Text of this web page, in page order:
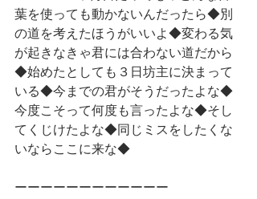
葉を使っても動かないんだったら◆別
の道を考えたほうがいいよ◆変わる気
が起きなきゃ君には合わない道だから
◆始めたとしても３日坊主に決まって
いる◆今までの君がそうだったよな◆
今度こそって何度も言ったよな◆そし
てくじけたよな◆同じミスをしたくな
いならここに来な◆
ーーーーーーーーーーーー